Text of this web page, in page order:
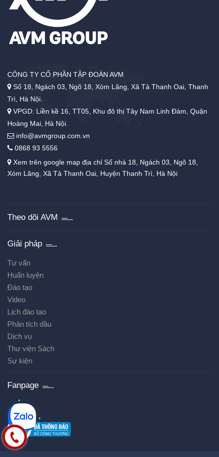
CÔNG TY CỔ PHẦN TẬP ĐOÀN AVM
Số 18, Ngách 03, Ngõ 18, Xóm Lăng, Xã Tả Thanh Oai, Thanh
Trì, Hà Nội.
VPGD: Liền kề 16, TT05, Khu đô thị Tây Nam Linh Đàm, Quận
Hoàng Mai, Hà Nội.
info@avmgroup.com.vn
0868 93 5556
Xem trên google map địa chỉ Số nhà 18, Ngách 03, Ngõ 18,
Xóm Lăng, Xã Tả Thanh Oai, Huyện Thanh Trì, Hà Nội
Theo dõi AVM
Giải pháp
Tư vấn
Huấn luyện
Đào tạo
Video
Lịch đào tạo
Phân tích dầu
Dịch vụ
Thư viện Sách
Sự kiện
Fanpage